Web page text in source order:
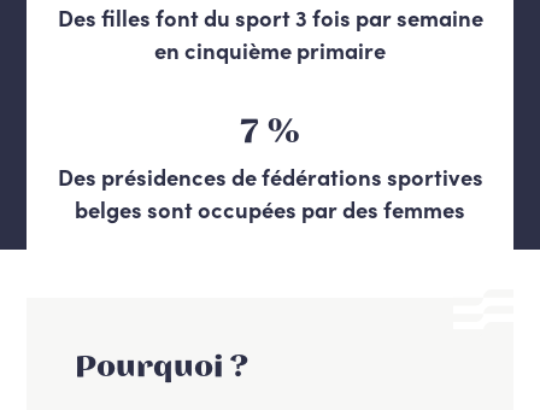
Des filles font du sport 3 fois par semaine
en cinquième primaire
7 %
Des présidences de fédérations sportives
belges sont occupées par des femmes
Pourquoi ?